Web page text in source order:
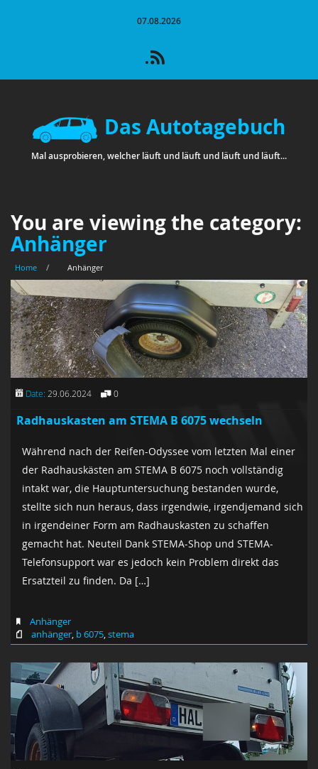
07.08.2026
Das Autotagebuch
Mal ausprobieren, welcher läuft und läuft und läuft und läuft...
You are viewing the category:
Anhänger
Home / Anhänger
Date: 29.06.2024 0
Radhauskasten am STEMA B 6075 wechseln
Während nach der Reifen-Odyssee vom letzten Mal einer
der Radhauskästen am STEMA B 6075 noch vollständig
intakt war, die Hauptuntersuchung bestanden wurde,
stellte sich nun heraus, dass irgendwie, irgendjemand sich
in irgendeiner Form am Radhauskasten zu schaffen
gemacht hat. Neuteil Dank STEMA-Shop und STEMA-
Telefonsupport war es jedoch kein Problem direkt das
Ersatzteil zu finden. Da […]
Anhänger
anhänger, b 6075,stema